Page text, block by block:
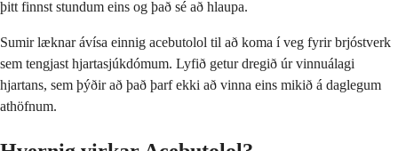
þitt finnst stundum eins og það sé að hlaupa.
Sumir læknar ávísa einnig acebutolol til að koma í veg fyrir brjóstverk
sem tengjast hjartasjúkdómum. Lyfið getur dregið úr vinnuálagi
hjartans, sem þýðir að það þarf ekki að vinna eins mikið á daglegum
athöfnum.